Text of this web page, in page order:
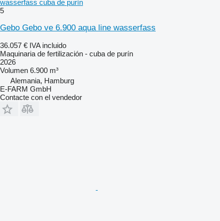
wasserfass cuba de purín
5
Gebo Gebo ve 6.900 aqua line wasserfass
36.057 € IVA incluido
Maquinaria de fertilización - cuba de purín
2026
Volumen 6.900 m³
Alemania, Hamburg
E-FARM GmbH
Contacte con el vendedor